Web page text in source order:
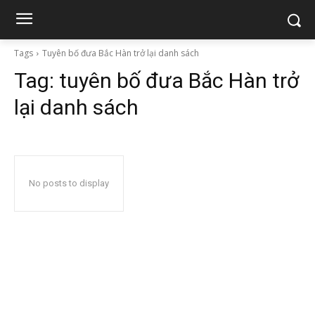
Tags Tuyên bố đưa Bắc Hàn trở lại danh sách
Tag: tuyên bố đưa Bắc Hàn trở
lại danh sách
No posts to display